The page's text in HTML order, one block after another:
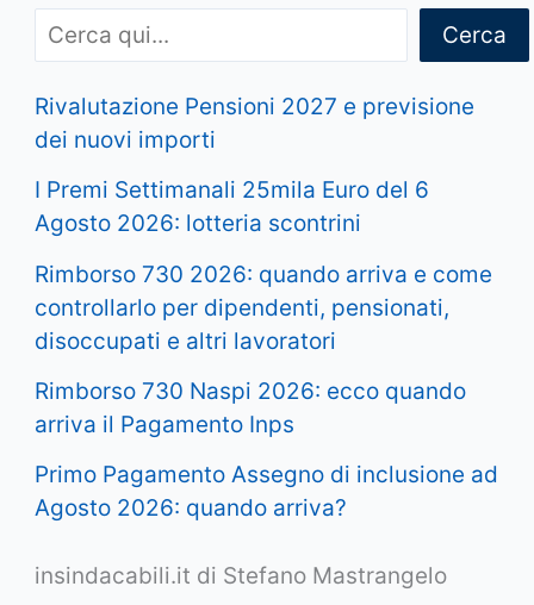
Cerca
Rivalutazione Pensioni 2027 e previsione
dei nuovi importi
I Premi Settimanali 25mila Euro del 6
Agosto 2026: lotteria scontrini
Rimborso 730 2026: quando arriva e come
controllarlo per dipendenti, pensionati,
disoccupati e altri lavoratori
Rimborso 730 Naspi 2026: ecco quando
arriva il Pagamento Inps
Primo Pagamento Assegno di inclusione ad
Agosto 2026: quando arriva?
insindacabili.it di Stefano Mastrangelo